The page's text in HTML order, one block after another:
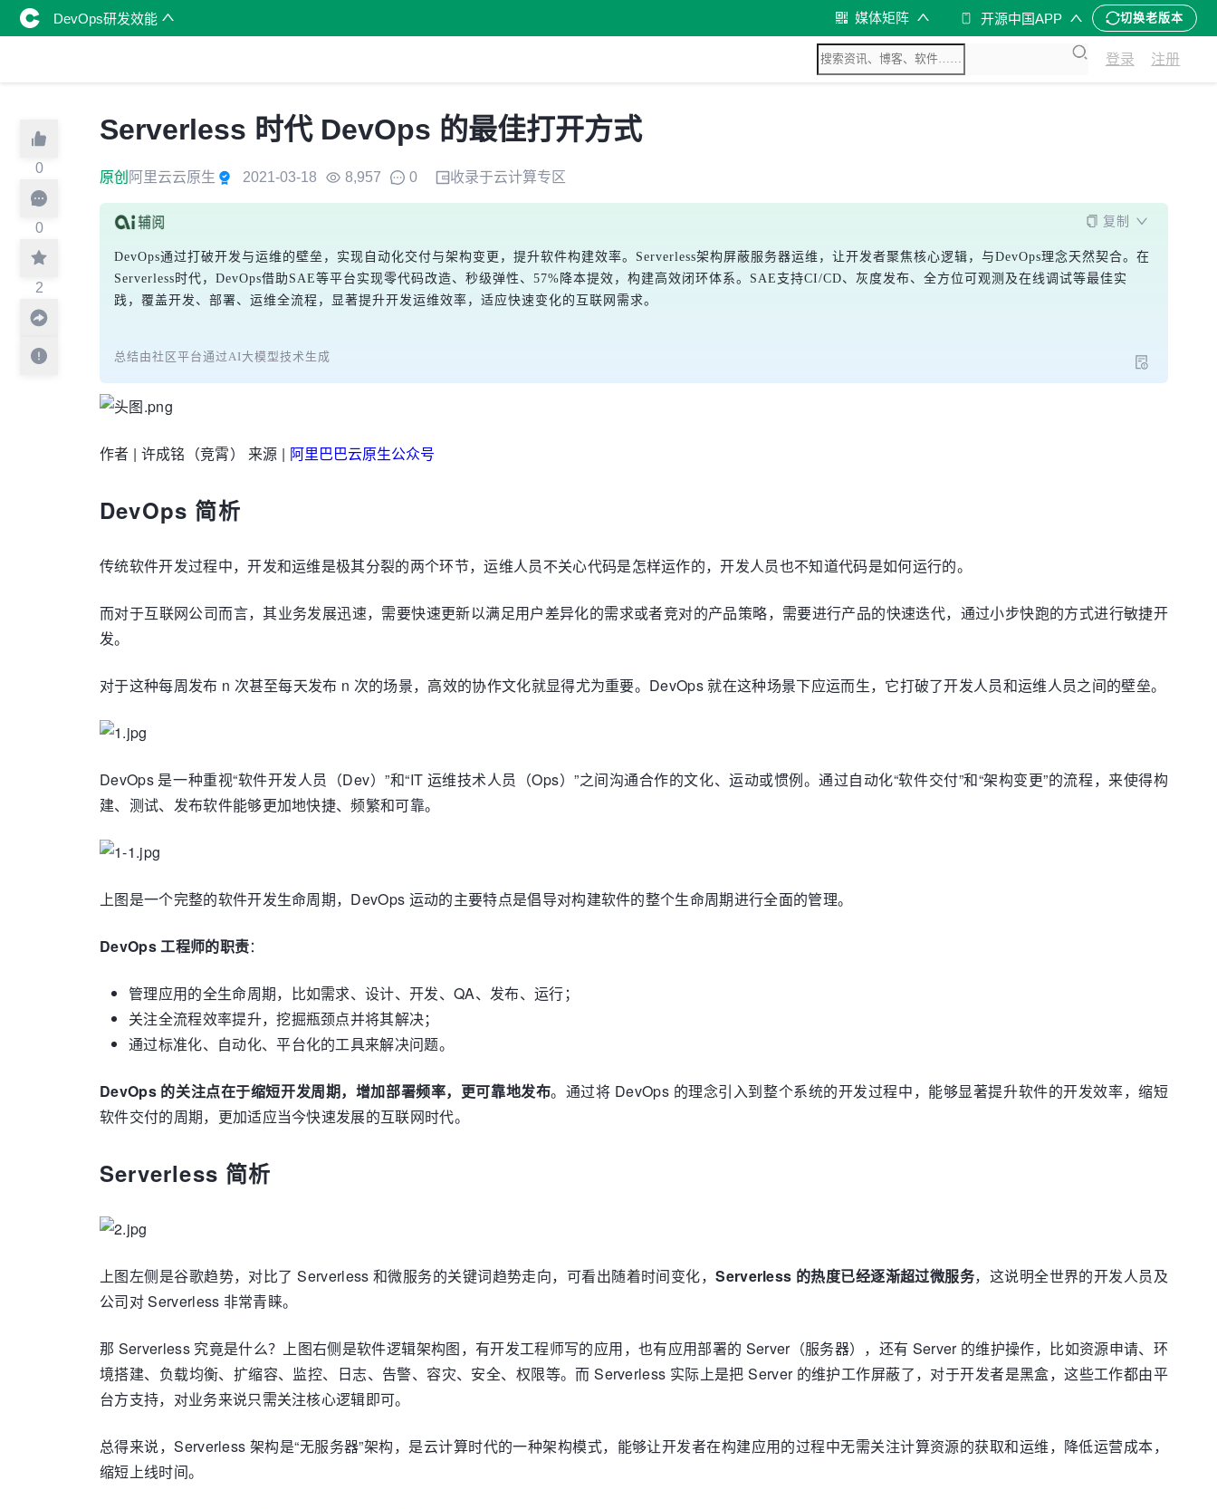
DevOps研发效能 媒体矩阵 开源中国APP 切换老版本
登录 注册
0
0
2
Serverless 时代 DevOps 的最佳打开方式
原创 阿里云云原生 2021-03-18 8,957 0 收录于云计算专区
复制
DevOps通过打破开发与运维的壁垒，实现自动化交付与架构变更，提升软件构建效率。Serverless架构屏蔽服务器运维，让开发者聚焦核心逻辑，与DevOps理念天然契合。在
Serverless时代，DevOps借助SAE等平台实现零代码改造、秒级弹性、57%降本提效，构建高效闭环体系。SAE支持CI/CD、灰度发布、全方位可观测及在线调试等最佳实
践，覆盖开发、部署、运维全流程，显著提升开发运维效率，适应快速变化的互联网需求。
总结由社区平台通过AI大模型技术生成
作者 | 许成铭（竞霄） 来源 | 阿里巴巴云原生公众号
DevOps 简析
传统软件开发过程中，开发和运维是极其分裂的两个环节，运维人员不关心代码是怎样运作的，开发人员也不知道代码是如何运行的。
而对于互联网公司而言，其业务发展迅速，需要快速更新以满足用户差异化的需求或者竞对的产品策略，需要进行产品的快速迭代，通过小步快跑的方式进行敏捷开
发。
对于这种每周发布 n 次甚至每天发布 n 次的场景，高效的协作文化就显得尤为重要。DevOps 就在这种场景下应运而生，它打破了开发人员和运维人员之间的壁垒。
DevOps 是一种重视“软件开发人员（Dev）”和“IT 运维技术人员（Ops）”之间沟通合作的文化、运动或惯例。通过自动化“软件交付”和“架构变更”的流程，来使得构
建、测试、发布软件能够更加地快捷、频繁和可靠。
上图是一个完整的软件开发生命周期，DevOps 运动的主要特点是倡导对构建软件的整个生命周期进行全面的管理。
DevOps 工程师的职责：
管理应用的全生命周期，比如需求、设计、开发、QA、发布、运行；
关注全流程效率提升，挖掘瓶颈点并将其解决；
通过标准化、自动化、平台化的工具来解决问题。
DevOps 的关注点在于缩短开发周期，增加部署频率，更可靠地发布。通过将 DevOps 的理念引入到整个系统的开发过程中，能够显著提升软件的开发效率，缩短
软件交付的周期，更加适应当今快速发展的互联网时代。
Serverless 简析
上图左侧是谷歌趋势，对比了 Serverless 和微服务的关键词趋势走向，可看出随着时间变化，Serverless 的热度已经逐渐超过微服务，这说明全世界的开发人员及
公司对 Serverless 非常青睐。
那 Serverless 究竟是什么？上图右侧是软件逻辑架构图，有开发工程师写的应用，也有应用部署的 Server（服务器），还有 Server 的维护操作，比如资源申请、环
境搭建、负载均衡、扩缩容、监控、日志、告警、容灾、安全、权限等。而 Serverless 实际上是把 Server 的维护工作屏蔽了，对于开发者是黑盒，这些工作都由平
台方支持，对业务来说只需关注核心逻辑即可。
总得来说，Serverless 架构是“无服务器”架构，是云计算时代的一种架构模式，能够让开发者在构建应用的过程中无需关注计算资源的获取和运维，降低运营成本，
缩短上线时间。